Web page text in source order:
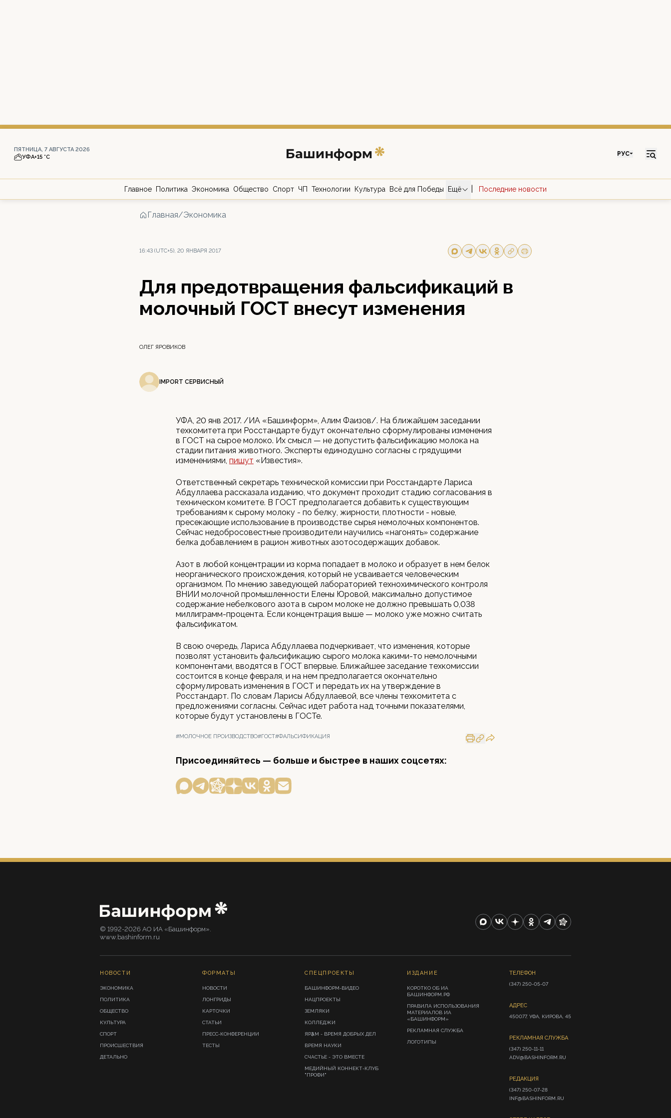
ПЯТНИЦА, 7 АВГУСТА 2026
УФА+15 °С РУС
Главное Политика Экономика Общество Спорт ЧП Технологии Культура Всё для Победы Ещё Последние новости
Главная/Экономика
16:43 (UTC+5), 20 ЯНВАРЯ 2017
Для предотвращения фальсификаций в
молочный ГОСТ внесут изменения
ОЛЕГ ЯРОВИКОВ
IMPORT СЕРВИСНЫЙ
УФА, 20 янв 2017. /ИА «Башинформ», Алим Фаизов/. На ближайшем заседании
техкомитета при Росстандарте будут окончательно сформулированы изменения
в ГОСТ на сырое молоко. Их смысл — не допустить фальсификацию молока на
стадии питания животного. Эксперты единодушно согласны с грядущими
изменениями, пишут «Известия».
Ответственный секретарь технической комиссии при Росстандарте Лариса
Абдуллаева рассказала изданию, что документ проходит стадию согласования в
техническом комитете. В ГОСТ предполагается добавить к существующим
требованиям к сырому молоку - по белку, жирности, плотности - новые,
пресекающие использование в производстве сырья немолочных компонентов.
Сейчас недобросовестные производители научились «нагонять» содержание
белка добавлением в рацион животных азотосодержащих добавок.
Азот в любой концентрации из корма попадает в молоко и образует в нем белок
неорганического происхождения, который не усваивается человеческим
организмом. По мнению заведующей лабораторией технохимического контроля
ВНИИ молочной промышленности Елены Юровой, максимально допустимое
содержание небелкового азота в сыром молоке не должно превышать 0,038
миллиграмм-процента. Если концентрация выше — молоко уже можно считать
фальсификатом.
В свою очередь, Лариса Абдуллаева подчеркивает, что изменения, которые
позволят установить фальсификацию сырого молока какими-то немолочными
компонентами, вводятся в ГОСТ впервые. Ближайшее заседание техкомиссии
состоится в конце февраля, и на нем предполагается окончательно
сформулировать изменения в ГОСТ и передать их на утверждение в
Росстандарт. По словам Ларисы Абдуллаевой, все члены техкомитета с
предложениями согласны. Сейчас идет работа над точными показателями,
которые будут установлены в ГОСТе.
#МОЛОЧНОЕ ПРОИЗВОДСТВО#ГОСТ#ФАЛЬСИФИКАЦИЯ
Присоединяйтесь — больше и быстрее в наших соцсетях:
© 1992-2026 АО ИА «Башинформ».
www.bashinform.ru
НОВОСТИ
ЭКОНОМИКА
ПОЛИТИКА
ОБЩЕСТВО
КУЛЬТУРА
СПОРТ
ПРОИСШЕСТВИЯ
ДЕТАЛЬНО
ФОРМАТЫ
НОВОСТИ
ЛОНГРИДЫ
КАРТОЧКИ
СТАТЬИ
ПРЕСС-КОНФЕРЕНЦИИ
ТЕСТЫ
СПЕЦПРОЕКТЫ
БАШИНФОРМ-ВИДЕО
НАЦПРОЕКТЫ
ЗЕМЛЯКИ
КОЛЛЕДЖИ
ЯРҘАМ - ВРЕМЯ ДОБРЫХ ДЕЛ
ВРЕМЯ НАУКИ
СЧАСТЬЕ - ЭТО ВМЕСТЕ
МЕДИЙНЫЙ КОННЕКТ-КЛУБ
"ПРОФИ"
ИЗДАНИЕ
КОРОТКО ОБ ИА
БАШИНФОРМ.РФ
ПРАВИЛА ИСПОЛЬЗОВАНИЯ
МАТЕРИАЛОВ ИА
«БАШИНФОРМ»
РЕКЛАМНАЯ СЛУЖБА
ЛОГОТИПЫ
ТЕЛЕФОН
(347) 250-05-07
АДРЕС
450077, УФА, КИРОВА, 45
РЕКЛАМНАЯ СЛУЖБА
(347) 250-11-11
ADV@BASHINFORM.RU
РЕДАКЦИЯ
(347) 250-07-28
INF@BASHINFORM.RU